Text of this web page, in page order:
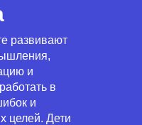
развивают
и
в
и
целей. Дети